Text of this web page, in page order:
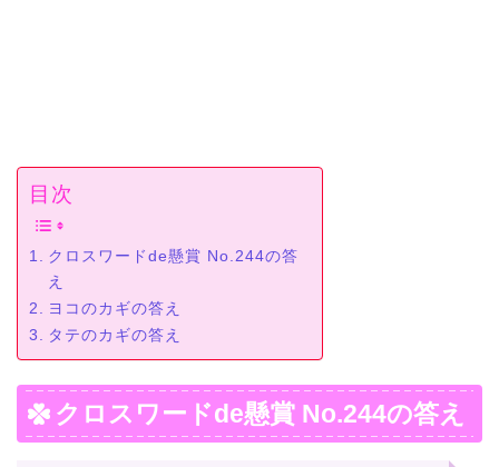
目次
クロスワードde懸賞 No.244の答
え
ヨコのカギの答え
タテのカギの答え
クロスワードde懸賞 No.244の答え